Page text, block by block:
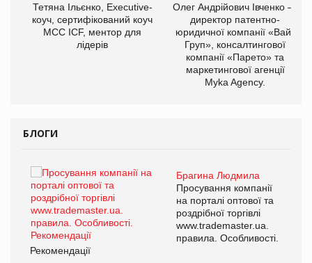
Тетяна Ільєнко, Executive-
коуч, сертифікований коуч
МСС ICF, ментор для
лідерів
Олег Андрійович Івченко —
директор патентно-
юридичної компанії «Вайз
Груп», консалтингової
компанії «Парето» та
маркетингової агенції
Myka Agency.
БЛОГИ
Брагина Людмила
Просування компанії
на порталі оптової та
роздрібної торгівлі
www.trademaster.ua.
правила. Особливості.
Рекомендації